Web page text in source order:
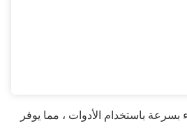
بسرعة باستخدام الأدوات ، مما يوفر